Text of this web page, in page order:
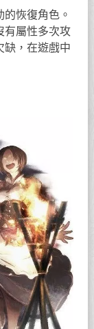
恢復角色。
有屬性多次攻
缺，在遊戲中